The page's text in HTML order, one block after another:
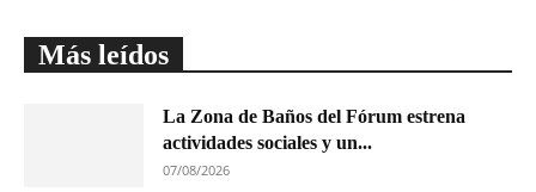
Más leídos
La Zona de Baños del Fórum estrena
actividades sociales y un...
07/08/2026